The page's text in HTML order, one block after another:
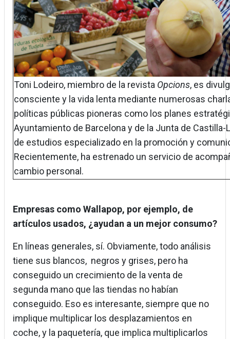
Toni Lodeiro, miembro de la revista Opcions, es
consciente y la vida lenta mediante numerosas
políticas públicas pioneras como los planes
Ayuntamiento de Barcelona y de la Junta de
de estudios especializado en la promoción y
Recientemente, ha estrenado un servicio de
cambio personal.
Empresas como Wallapop, por ejemplo, de
artículos usados, ¿ayudan a un mejor consumo?
En líneas generales, sí. Obviamente, todo análisis
tiene sus blancos, negros y grises, pero ha
conseguido un crecimiento de la venta de
segunda mano que las tiendas no habían
conseguido. Eso es interesante, siempre que no
implique multiplicar los desplazamientos en
coche, y la paquetería, que implica multiplicarlos